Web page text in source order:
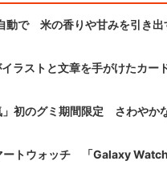
動で 米の香りや甘みを引き出
ラストと文章を手がけたカー
」初のグミ期間限定 さわやか
ートウォッチ 「Galaxy